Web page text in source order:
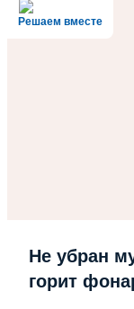
Решаем вместе
Не убран
горит